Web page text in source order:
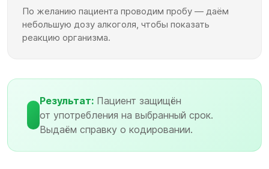
По желанию пациента проводим пробу — даём
небольшую дозу алкоголя, чтобы показать
реакцию организма.
Результат:Пациент защищён
от употребления на выбранный срок.
Выдаём справку о кодировании.